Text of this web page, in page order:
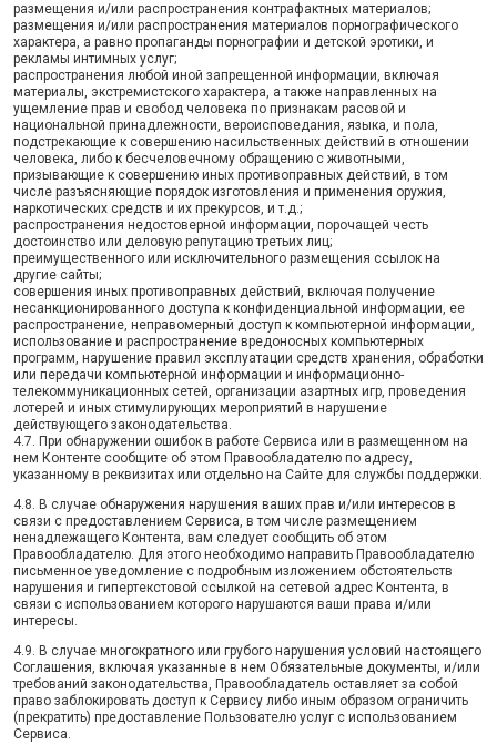
размещения и/или распространения контрафактных материалов;
размещения и/или распространения материалов порнографического
характера, а равно пропаганды порнографии и детской эротики, и
рекламы интимных услуг;
распространения любой иной запрещенной информации, включая
материалы, экстремистского характера, а также направленных на
ущемление прав и свобод человека по признакам расовой и
национальной принадлежности, вероисповедания, языка, и пола,
подстрекающие к совершению насильственных действий в отношении
человека, либо к бесчеловечному обращению с животными,
призывающие к совершению иных противоправных действий, в том
числе разъясняющие порядок изготовления и применения оружия,
наркотических средств и их прекурсов, и т.д.;
распространения недостоверной информации, порочащей честь
достоинство или деловую репутацию третьих лиц;
преимущественного или исключительного размещения ссылок на
другие сайты;
совершения иных противоправных действий, включая получение
несанкционированного доступа к конфиденциальной информации, ее
распространение, неправомерный доступ к компьютерной информации,
использование и распространение вредоносных компьютерных
программ, нарушение правил эксплуатации средств хранения, обработки
или передачи компьютерной информации и информационно-
телекоммуникационных сетей, организации азартных игр, проведения
лотерей и иных стимулирующих мероприятий в нарушение
действующего законодательства.
4.7. При обнаружении ошибок в работе Сервиса или в размещенном на
нем Контенте сообщите об этом Правообладателю по адресу,
указанному в реквизитах или отдельно на Сайте для службы поддержки.
4.8. В случае обнаружения нарушения ваших прав и/или интересов в
связи с предоставлением Сервиса, в том числе размещением
ненадлежащего Контента, вам следует сообщить об этом
Правообладателю. Для этого необходимо направить Правообладателю
письменное уведомление с подробным изложением обстоятельств
нарушения и гипертекстовой ссылкой на сетевой адрес Контента, в
связи с использованием которого нарушаются ваши права и/или
интересы.
4.9. В случае многократного или грубого нарушения условий настоящего
Соглашения, включая указанные в нем Обязательные документы, и/или
требований законодательства, Правообладатель оставляет за собой
право заблокировать доступ к Сервису либо иным образом ограничить
(прекратить) предоставление Пользователю услуг с использованием
Сервиса.